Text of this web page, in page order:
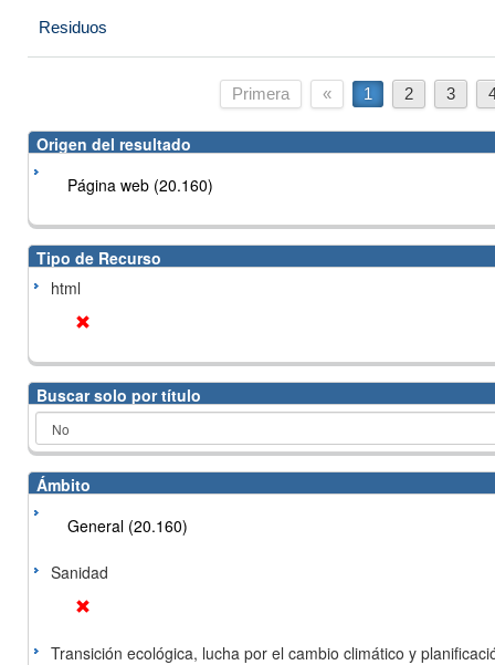
Residuos
Primera « 1 2 3
Origen del resultado
Página web (20.160)
Tipo de Recurso
html
Buscar solo por título
Ámbito
General (20.160)
Sanidad
Transición ecológica, lucha por el cambio climático y